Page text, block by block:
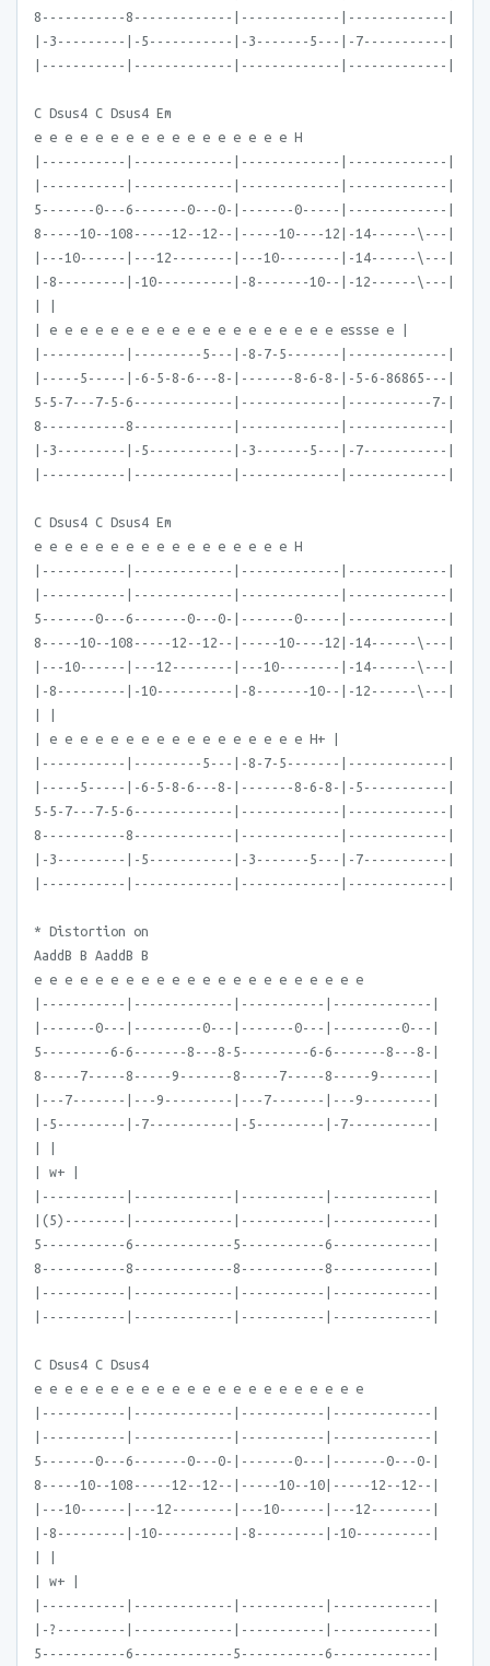
8-----------8-------------|-------------|-------------|
|-3---------|-5-----------|-3-------5---|-7-----------|
|-----------|-------------|-------------|-------------|
C Dsus4 C Dsus4 Em
e e e e e e e e e e e e e e e e e H
|-----------|-------------|-------------|-------------|
|-----------|-------------|-------------|-------------|
5-------0---6-------0---0-|-------0-----|-------------|
8-----10--108-----12--12--|-----10----12|-14------\---|
|---10------|---12--------|---10--------|-14------\---|
|-8---------|-10----------|-8-------10--|-12------\---|
| e e e e e e e e e e e e e e e e e e e essse e |
|-----------|---------5---|-8-7-5-------|-------------|
|-----5-----|-6-5-8-6---8-|-------8-6-8-|-5-6-86865---|
5-5-7---7-5-6-------------|-------------|-----------7-|
8-----------8-------------|-------------|-------------|
|-3---------|-5-----------|-3-------5---|-7-----------|
|-----------|-------------|-------------|-------------|
C Dsus4 C Dsus4 Em
e e e e e e e e e e e e e e e e e H
|-----------|-------------|-------------|-------------|
|-----------|-------------|-------------|-------------|
5-------0---6-------0---0-|-------0-----|-------------|
8-----10--108-----12--12--|-----10----12|-14------\---|
|---10------|---12--------|---10--------|-14------\---|
|-8---------|-10----------|-8-------10--|-12------\---|
| e e e e e e e e e e e e e e e e e H+ |
|-----------|---------5---|-8-7-5-------|-------------|
|-----5-----|-6-5-8-6---8-|-------8-6-8-|-5-----------|
5-5-7---7-5-6-------------|-------------|-------------|
8-----------8-------------|-------------|-------------|
|-3---------|-5-----------|-3-------5---|-7-----------|
|-----------|-------------|-------------|-------------|
* Distortion on
AaddB B AaddB B
e e e e e e e e e e e e e e e e e e e e e e
|-----------|-------------|-----------|-------------|
|-------0---|---------0---|-------0---|---------0---|
5---------6-6-------8---8-5---------6-6-------8---8-|
8-----7-----8-----9-------8-----7-----8-----9-------|
|---7-------|---9---------|---7-------|---9---------|
|-5---------|-7-----------|-5---------|-7-----------|
| w+ |
|-----------|-------------|-----------|-------------|
|(5)--------|-------------|-----------|-------------|
5-----------6-------------5-----------6-------------|
8-----------8-------------8-----------8-------------|
|-----------|-------------|-----------|-------------|
|-----------|-------------|-----------|-------------|
C Dsus4 C Dsus4
e e e e e e e e e e e e e e e e e e e e e e
|-----------|-------------|-----------|-------------|
|-----------|-------------|-----------|-------------|
5-------0---6-------0---0-|-------0---|-------0---0-|
8-----10--108-----12--12--|-----10--10|-----12--12--|
|---10------|---12--------|---10------|---12--------|
|-8---------|-10----------|-8---------|-10----------|
| w+ |
|-----------|-------------|-----------|-------------|
|-?---------|-------------|-----------|-------------|
5-----------6-------------5-----------6-------------|